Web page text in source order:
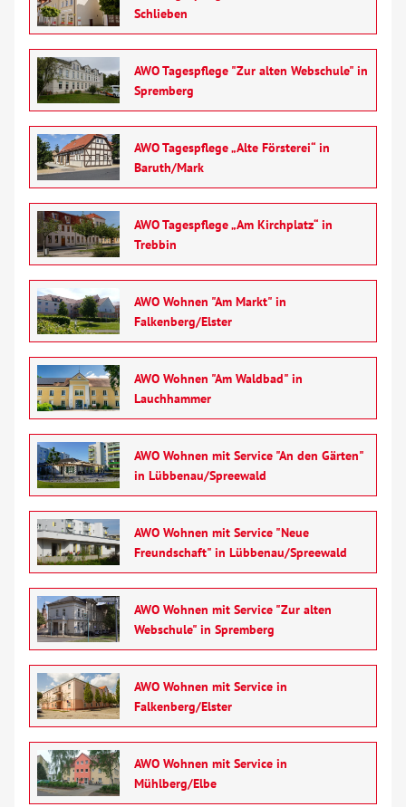
Schlieben
AWO Tagespflege "Zur alten Webschule" in
Spremberg
AWO Tagespflege „Alte Försterei“ in
Baruth/Mark
AWO Tagespflege „Am Kirchplatz“ in
Trebbin
AWO Wohnen "Am Markt" in
Falkenberg/Elster
AWO Wohnen "Am Waldbad" in
Lauchhammer
AWO Wohnen mit Service "An den Gärten"
in Lübbenau/Spreewald
AWO Wohnen mit Service "Neue
Freundschaft" in Lübbenau/Spreewald
AWO Wohnen mit Service "Zur alten
Webschule" in Spremberg
AWO Wohnen mit Service in
Falkenberg/Elster
AWO Wohnen mit Service in
Mühlberg/Elbe